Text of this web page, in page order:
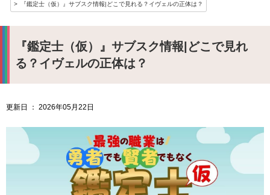
『鑑定士（仮）』サブスク情報|どこで見れる？イヴェルの正体は？
『鑑定士（仮）』サブスク情報|どこで見れ
る？イヴェルの正体は？
更新日 ： 2026年05月22日